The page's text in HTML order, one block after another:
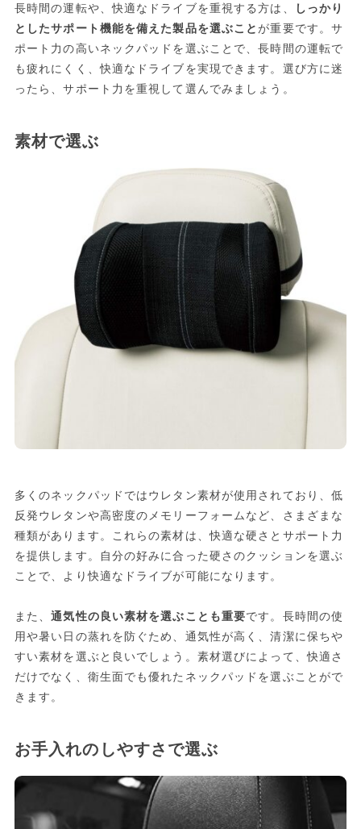
長時間の運転や、快適なドライブを重視する方は、
しっかり
としたサポート機能を備えた製品を選ぶことが重要です。サ
ポート力の高いネックパッドを選ぶことで、長時間の運転で
も疲れにくく、快適なドライブを実現できます。選び方に迷
ったら、サポート力を重視して選んでみましょう。
素材で選ぶ
多くのネックパッドではウレタン素材が使用されており、低
反発ウレタンや高密度のメモリーフォームなど、さまざまな
種類があります。これらの素材は、快適な硬さとサポート力
を提供します。自分の好みに合った硬さのクッションを選ぶ
ことで、より快適なドライブが可能になります。
また、通気性の良い素材を選ぶことも重要です。長時間の使
用や暑い日の蒸れを防ぐため、通気性が高く、清潔に保ちや
すい素材を選ぶと良いでしょう。素材選びによって、快適さ
だけでなく、衛生面でも優れたネックパッドを選ぶことがで
きます。
お手入れのしやすさで選ぶ